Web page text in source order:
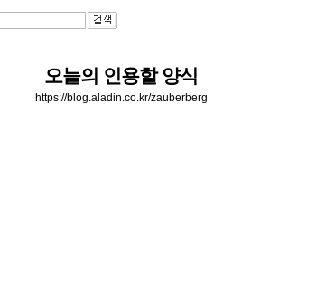
오늘의 인용할 양식
https://blog.aladin.co.kr/zauberberg